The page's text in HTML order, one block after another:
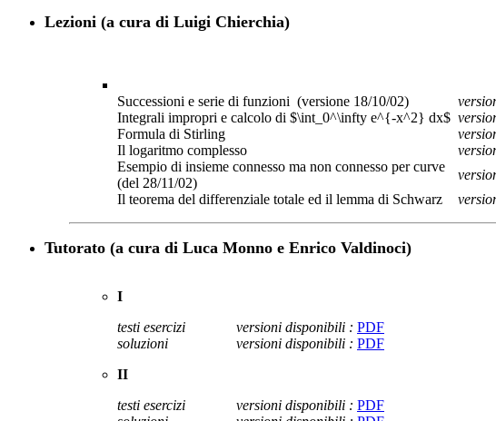
Lezioni (a cura di Luigi Chierchia)
Successioni e serie di funzioni (versione 18/10/02)
Integrali impropri e calcolo di $\int_0^\infty e^{-x^2} dx$
Formula di Stirling
Il logaritmo complesso
Esempio di insieme connesso ma non connesso per curve
(del 28/11/02)
Il teorema del differenziale totale ed il lemma di Schwarz
Tutorato (a cura di Luca Monno e Enrico Valdinoci)
I
testi esercizi
versioni disponibili : PDF
soluzioni
versioni disponibili : PDF
II
testi esercizi
versioni disponibili : PDF